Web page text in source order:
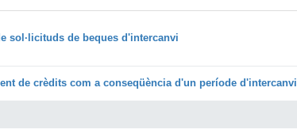
sol·licituds de beques d'intercanvi
de crèdits com a conseqüència d'un període d'intercanvi